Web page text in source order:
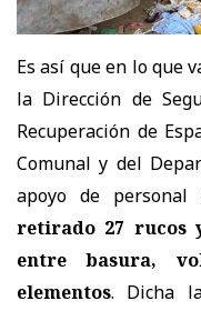
Es así que en lo que
la Dirección de
Recuperación de
Comunal y del
apoyo de personal
retirado 27 rucos
entre basura,
elementos. Dicha